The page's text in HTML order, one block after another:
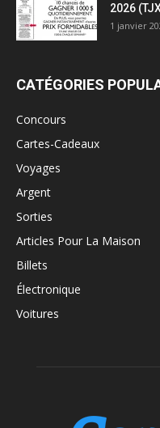
2026
1 janvier
CATÉGORIES
Concours
Cartes-Cadeaux
Voyages
Argent
Sorties
Articles Pour La Maison
Billets
Électronique
Voitures